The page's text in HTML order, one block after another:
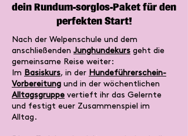
dein Rundum-sorglos-Paket für den
perfekten Start!
Nach der Welpenschule und dem
anschließenden Junghundekurs geht die
gemeinsame Reise weiter:
Im
Basiskurs, in der Hundeführerschein-
Vorbereitung und in der wöchentlichen
Alltagsgruppe vertieft ihr das Gelernte
und festigt euer Zusammenspiel im
Alltag.